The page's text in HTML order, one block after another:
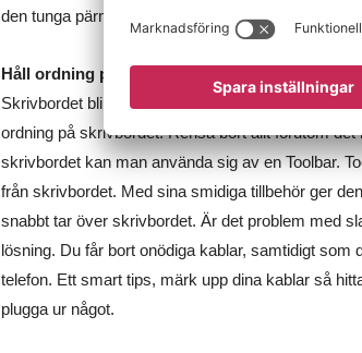
den tunga pärmen till skrivbordet nästa gång,
Håll ordning på ditt skrivbord, det skapar
Skrivbordet blir ofta en skräphög för
ordning på skrivbordet! Rensa bort allt förutom
skrivbordet kan man använda sig av en Toolbar.
från skrivbordet. Med sina smidiga tillbehör ger
snabbt tar över skrivbordet. Är det problem med
lösning. Du får bort onödiga kablar, samtidigt
telefon. Ett smart tips, märk upp dina kablar så
plugga ur något.